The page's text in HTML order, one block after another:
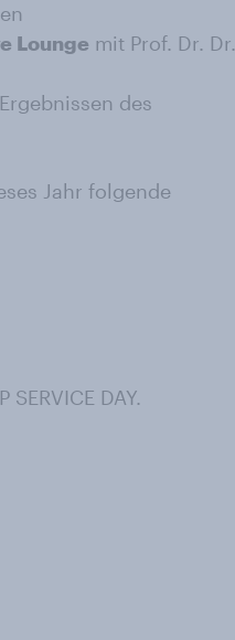
Lounge mit Prof. Dr. Dr.
des
Jahr folgende
DAY.